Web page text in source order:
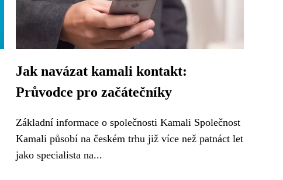
Jak navázat kamali kontakt:
Průvodce pro začátečníky
Základní informace o společnosti Kamali Společnost
Kamali působí na českém trhu již více než patnáct let
jako specialista na...